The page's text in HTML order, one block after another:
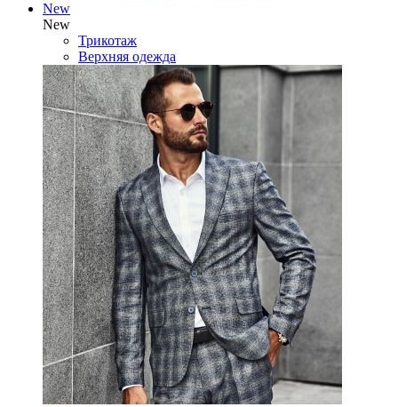
New
New
Трикотаж
Верхняя одежда